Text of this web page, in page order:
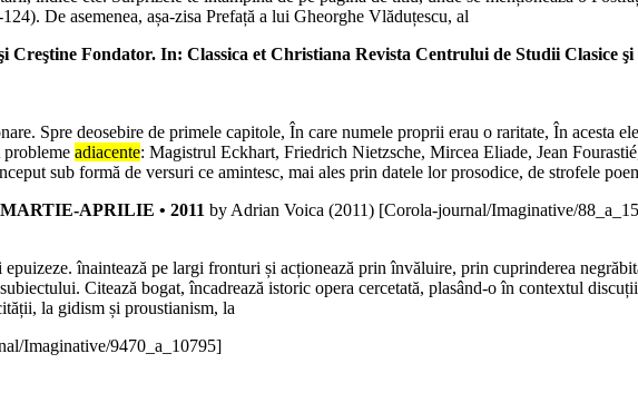
De asemenea, așa-zisa Prefață a lui Gheorghe Vlăduțescu, al
Creştine Fondator. In: Classica et Christiana Revista Centrului de Studii Clasice şi
Spre deosebire de primele capitole, În care numele proprii erau o raritate, În acesta
probleme adiacente: Magistrul Eckhart, Friedrich Nietzsche, Mircea Eliade, Jean
sub formă de versuri ce amintesc, mai ales prin datele lor prosodice, de strofele
APRILIE • 2011 by Adrian Voica (2011) [Corola-journal/Imaginative/
înaintează pe largi fronturi și acționează prin învăluire, prin cuprinderea
subiectului. Citează bogat, încadrează istoric opera cercetată, plasând-o în contextul
la gidism și proustianism, la
Imaginative/9470_a_10795]